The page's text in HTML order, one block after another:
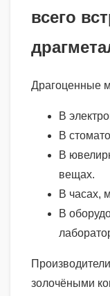
всего
Драгоценные
В
В
В
вещах.
В часах,
В
золочёными